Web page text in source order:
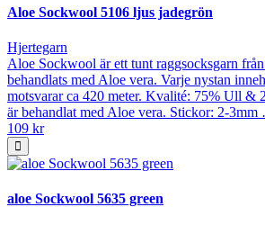
Aloe Sockwool 5106 ljus jadegrön
Hjertegarn
Aloe Sockwool är ett tunt raggsocksgarn
behandlats med Aloe vera. Varje nystan
motsvarar ca 420 meter. Kvalité: 75% Ull &
är behandlat med Aloe vera. Stickor: 2-
109 kr
aloe Sockwool 5635 green